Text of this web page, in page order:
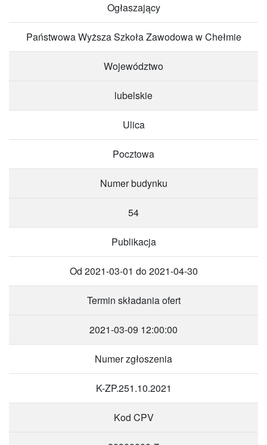
Ogłaszający
Państwowa Wyższa Szkoła Zawodowa w Chełmie
Województwo
lubelskie
Ulica
Pocztowa
Numer budynku
54
Publikacja
Od 2021-03-01 do 2021-04-30
Termin składania ofert
2021-03-09 12:00:00
Numer zgłoszenia
K-ZP.251.10.2021
Kod CPV